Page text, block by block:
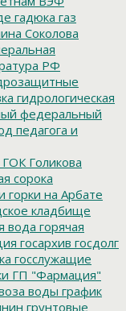
гадюка газ
Соколова
РФ
гидрологическая
федеральный
педагога и
ГОК Голикова
сорока
горки на Арбате
кладбище
вода горячая
госархив госдолг
госслужащие
ГП "Фармация"
воды график
грунтовые